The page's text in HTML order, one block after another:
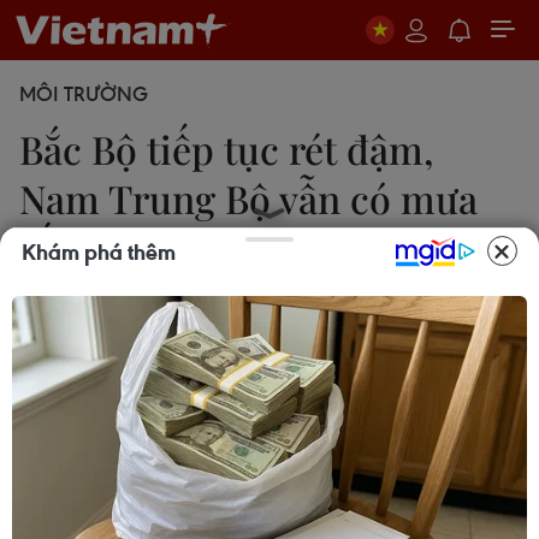
MÔI TRƯỜNG
Bắc Bộ tiếp tục rét đậm,
Nam Trung Bộ vẫn có mưa
rất to
VH
10/12/2018 23:39
Ngày 11/12, do không khí lạnh tăng cường, trong 1-
3 giờ qua, một số nơi ở Quảng Nam, Quảng Ngãi
có mưa rất to như Tam Trà (Quảng Nam) 147mm,
Xuân Bình (Quảng Nam) 143mm.
Khám phá thêm